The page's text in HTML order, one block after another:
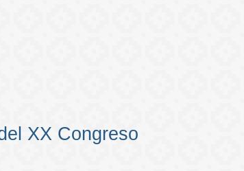
XX Congreso